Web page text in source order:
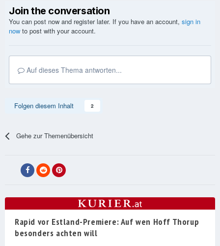
Join the conversation
You can post now and register later. If you have an account, sign in
now to post with your account.
Auf dieses Thema antworten...
Folgen diesem Inhalt 2
Gehe zur Themenübersicht
Rapid vor Estland-Premiere: Auf wen Hoff Thorup
besonders achten will